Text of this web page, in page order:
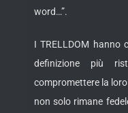
word…”.
I TRELLDOM hanno
definizione più
compromettere la
non solo rimane